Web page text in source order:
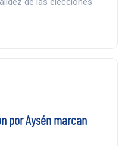
por Aysén marcan